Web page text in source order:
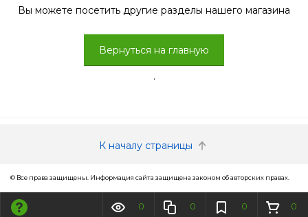
0 0 0 0
Вы можете посетить другие разделы нашего магазина
Вернуться на главную
.
К началу страницы
© Все права защищены. Информация сайта защищена законом об авторских правах.